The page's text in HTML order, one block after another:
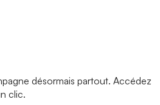
désormais partout. Accédez
clic.